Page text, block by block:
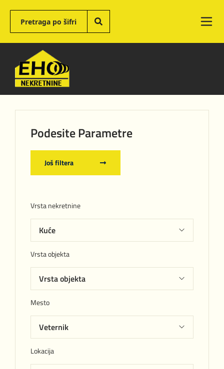
Podesite Parametre
Još filtera
Vrsta nekretnine
Vrsta objekta
Mesto
Lokacija